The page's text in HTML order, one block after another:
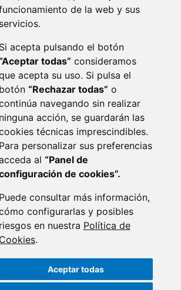
de la web y sus
servicios.
Si acepta pulsando el botón
todas” consideramos
acepta su uso. Si pulsa el
botón “Rechazar todas” o
navegando sin realizar
ninguna acción, se guardarán las
técnicas imprescindibles.
Para personalizar sus preferencias
al “Panel de
de cookies”.
Puede consultar más información,
configurarlas y posibles
riesgos en nuestra Política de
Cookies.
Aceptar todas
monzon.es
AVISO LEGAL
DE DATOS
DE COOKIES
ACCESIBILIDAD
ENLACE EXTERNO AL